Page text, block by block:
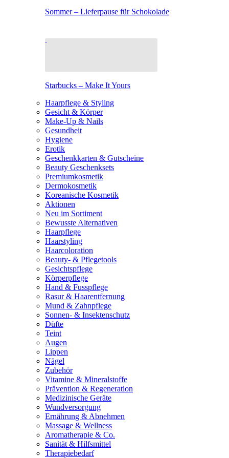
Sommer – Lieferpause für Schokolade
Starbucks – Make It Yours
Haarpflege & Styling
Gesicht & Körper
Make-Up & Nails
Gesundheit
Hygiene
Erotik
Geschenkkarten & Gutscheine
Beauty Geschenksets
Premiumkosmetik
Dermokosmetik
Koreanische Kosmetik
Aktionen
Neu im Sortiment
Bewusste Alternativen
Haarpflege
Haarstyling
Haarcoloration
Beauty- & Pflegetools
Gesichtspflege
Körperpflege
Hand & Fusspflege
Rasur & Haarentfernung
Mund & Zahnpflege
Sonnen- & Insektenschutz
Düfte
Teint
Augen
Lippen
Nägel
Zubehör
Vitamine & Mineralstoffe
Prävention & Regeneration
Medizinische Geräte
Wundversorgung
Ernährung & Abnehmen
Massage & Wellness
Aromatherapie & Co.
Sanität & Hilfsmittel
Therapiebedarf